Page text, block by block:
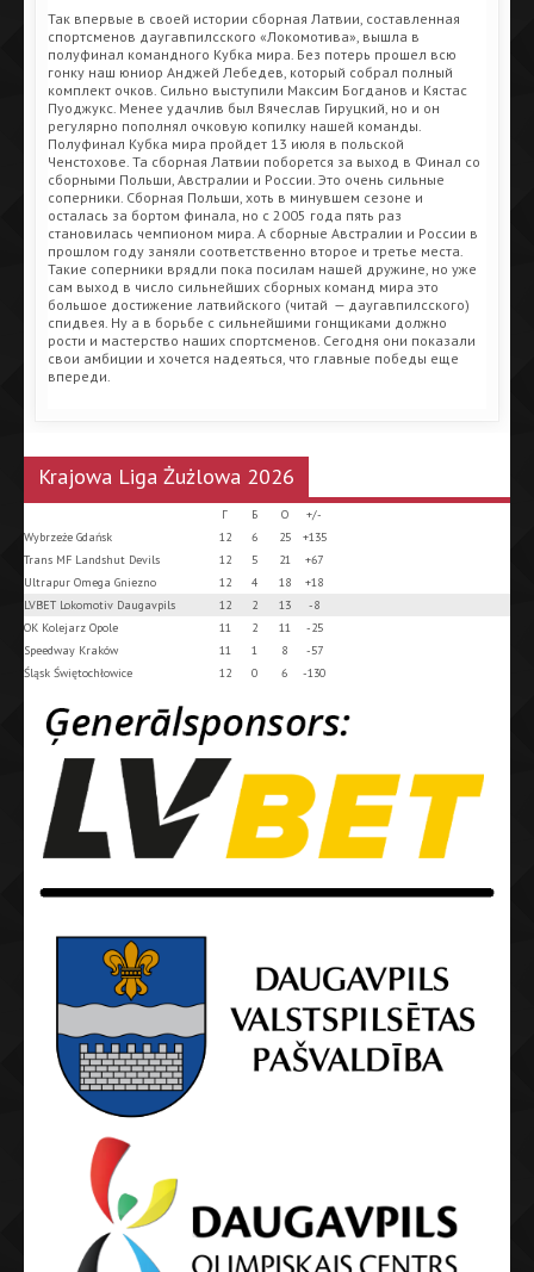
Так впервые в своей истории сборная Латвии, составленная
спортсменов даугавпилсского «Локомотива», вышла в
полуфинал командного Кубка мира. Без потерь прошел всю
гонку наш юниор Анджей Лебедев, который собрал полный
комплект очков. Сильно выступили Максим Богданов и Кястас
Пуоджукс. Менее удачлив был Вячеслав Гируцкий, но и он
регулярно пополнял очковую копилку нашей команды.
Полуфинал Кубка мира пройдет 13 июля в польской
Ченстохове. Та сборная Латвии поборется за выход в Финал со
сборными Польши, Австралии и России. Это очень сильные
соперники. Сборная Польши, хоть в минувшем сезоне и
осталась за бортом финала, но с 2005 года пять раз
становилась чемпионом мира. А сборные Австралии и России в
прошлом году заняли соответственно второе и третье места.
Такие соперники врядли пока посилам нашей дружине, но уже
сам выход в число сильнейших сборных команд мира это
большое достижение латвийского (читай — даугавпилсского)
спидвея. Ну а в борьбе с сильнейшими гонщиками должно
рости и мастерство наших спортсменов. Сегодня они показали
свои амбиции и хочется надеяться, что главные победы еще
впереди.
Krajowa Liga Żużlowa 2026
Г Б О
+/-
Wybrzeże Gdańsk
12 6 25
+135
Trans MF Landshut Devils
12 5 21
+67
Ultrapur Omega Gniezno
12 4 18
+18
LVBET Lokomotiv Daugavpils
12 2 13
-8
OK Kolejarz Opole
11 2 11
-25
Speedway Kraków
11 1 8
-57
Śląsk Świętochłowice
12 0 6 -130